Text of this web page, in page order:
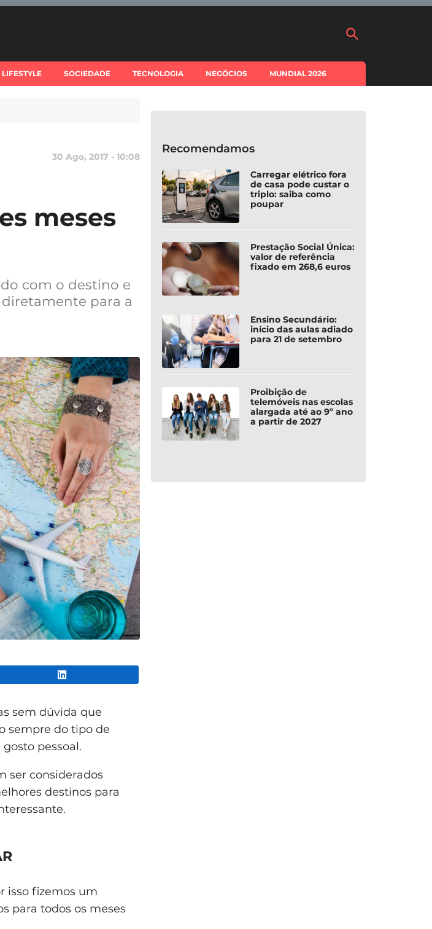
LIFESTYLE SOCIEDADE TECNOLOGIA NEGÓCIOS MUNDIAL 2026
30 Ago, 2017 - 10:08
meses
com o destino e
para a
sem dúvida que
sempre do tipo de
pessoal.
ser considerados
destinos para
isso fizemos um
para todos os meses
Recomendamos
Carregar elétrico fora
de casa pode custar o
triplo: saiba como
poupar
Prestação Social Única:
valor de referência
fixado em 268,6 euros
Ensino Secundário:
início das aulas adiado
para 21 de setembro
Proibição de
telemóveis nas escolas
alargada até ao 9º ano
a partir de 2027